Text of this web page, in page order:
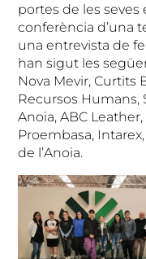
portes de les
conferència d’una
una entrevista de
han sigut les
Nova Mevir, Curtits
Recursos Humans,
Anoia, ABC
Proembasa,
de l’Anoia.